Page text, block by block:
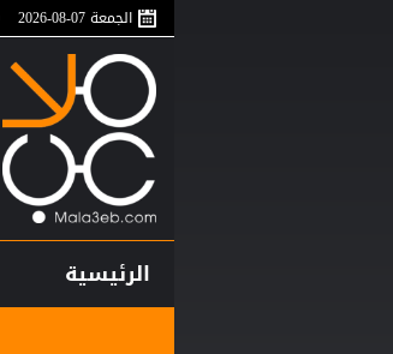
الجمعة 07-08-2026
الرئيسية
أغلى